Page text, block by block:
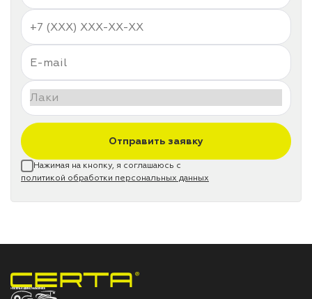
Отправить заявку
Нажимая на кнопку, я соглашаюсь с
политикой обработки персональных данных
НПП «СПЕКТР» ЗАВОД ЛАКОКРАСОЧНЫХ МАТЕРИАЛОВ